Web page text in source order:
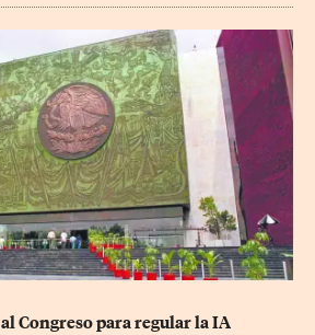
Congreso para regular la IA